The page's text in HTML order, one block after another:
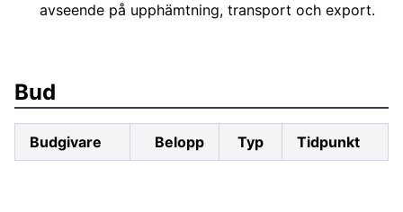
avseende på upphämtning, transport och export.
Bud
Budgivare Belopp Typ Tidpunkt